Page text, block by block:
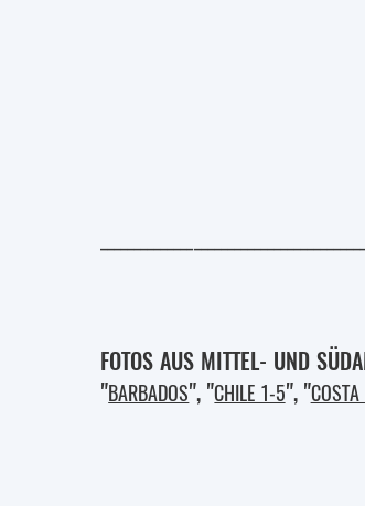
FOTOS AUS MITTEL- UND
"BARBADOS", "CHILE 1-5", "